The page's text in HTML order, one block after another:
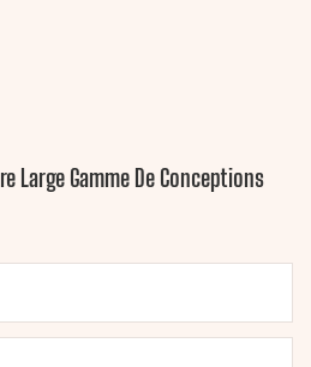
Large Gamme De Conceptions